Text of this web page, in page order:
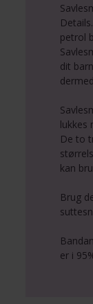
petrol
dit
lukkes
De to
kan
Brug
er i